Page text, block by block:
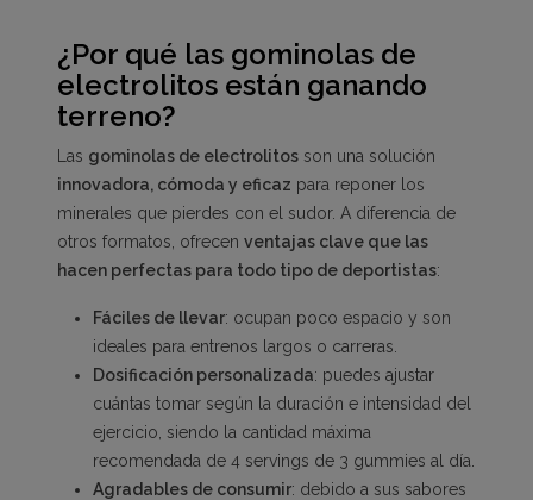
¿Por qué las gominolas de
electrolitos están ganando
terreno?
Las gominolas de electrolitos son una solución
innovadora, cómoda y eficaz para reponer los
minerales que pierdes con el sudor. A diferencia de
otros formatos, ofrecen ventajas clave que las
hacen perfectas para todo tipo de deportistas:
Fáciles de llevar: ocupan poco espacio y son
ideales para entrenos largos o carreras.
Dosificación personalizada: puedes ajustar
cuántas tomar según la duración e intensidad del
ejercicio, siendo la cantidad máxima
recomendada de 4 servings de 3 gummies al día.
Agradables de consumir: debido a sus sabores